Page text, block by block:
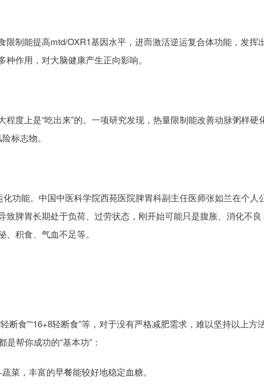
制能提高mtd/OXR1基因水平，进而激活逆运复合体功能，发挥
作用，对大脑健康产生正向影响。
度上是“吃出来”的。一项研究发现，热量限制能改善动脉粥样硬
标志物。
功能。中国中医科学院西苑医院脾胃科副主任医师张如兰在个人
脾胃长期处于负荷、过劳状态，刚开始可能只是腹胀、消化不良
积食、气血不足等。
断食”“16+8轻断食”等，对于没有严格减肥需求，难以坚持以上方
帮你成功的“基本功”：
菜，丰富的早餐能较好地稳定血糖。